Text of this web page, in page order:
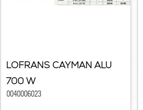
LOFRANS CAYMAN ALU
700 W
0040006023